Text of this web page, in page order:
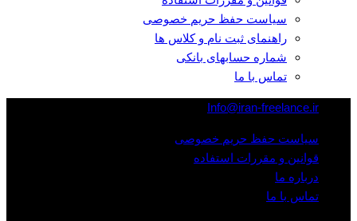
سیاست حفظ حریم خصوصی
راهنمای ثبت نام و کلاس ها
شماره حسابهای بانکی
تماس با ما
Info@iran-freelance.ir
سیاست حفظ حریم خصوصی
قوانین و مقررات استفاده
درباره ما
تماس با ما